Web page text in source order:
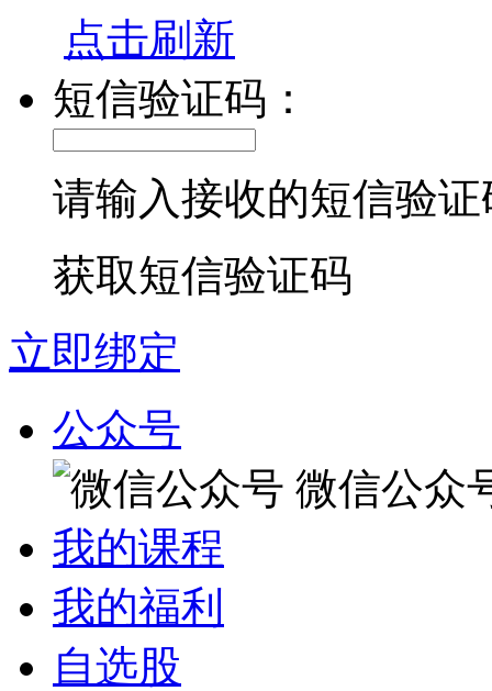
点击刷新
短信验证码：
请输入接收的短信验证
获取短信验证码
立即绑定
公众号
微信公众
我的课程
我的福利
自选股